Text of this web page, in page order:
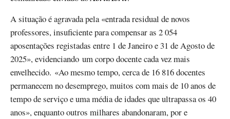
A situação é agravada pela «entrada residual de novos
professores, insuficiente para compensar as 2 054
aposentações registadas entre 1 de Janeiro e 31 de Agosto de
2025», evidenciando um corpo docente cada vez mais
envelhecido. «Ao mesmo tempo, cerca de 16 816 docentes
permanecem no desemprego, muitos com mais de 10 anos de
tempo de serviço e uma média de idades que ultrapassa os 40
anos», enquanto outros milhares abandonaram, por e